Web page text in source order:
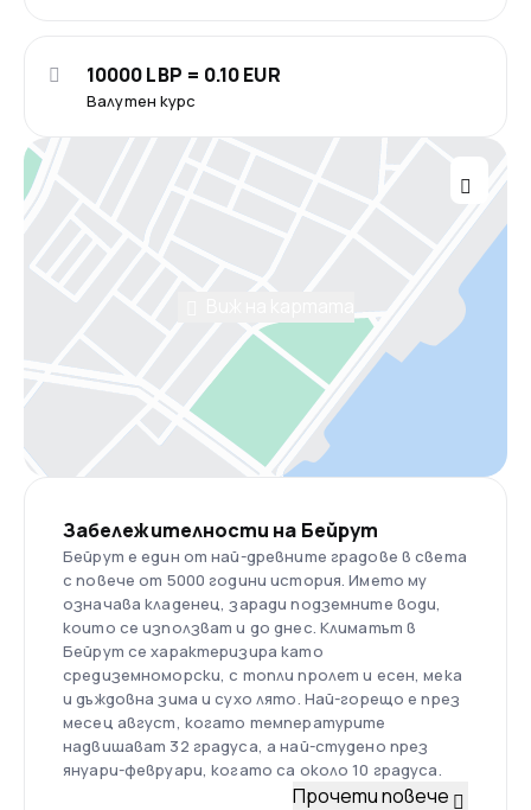
Валутен курс
10000 LBP = 0.10 EUR
Забележителности на Бейрут
Бейрут е един от най-древните градове в света
с повече от 5000 години история. Името му
означава кладенец, заради подземните води,
които се използват и до днес. Климатът в
Бейрут се характеризира като
средиземноморски, с топли пролет и есен, мека
и дъждовна зима и сухо лято. Най-горещо е през
месец август, когато температурите
надвишават 32 градуса, а най-студено през
януари-февруари, когато са около 10 градуса.
Прочети повече